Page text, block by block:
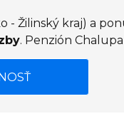
- Žilinský kraj) a
. Penzión